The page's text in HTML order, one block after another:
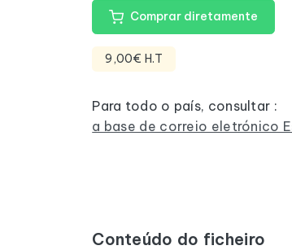
Comprar diretamente
9,00€ H.T
Para todo o país, consultar :
a base de correio eletrónico
Conteúdo do ficheiro